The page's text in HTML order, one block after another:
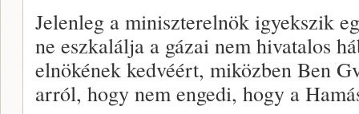
Jelenleg a miniszterelnök igyekszik
ne eszkalálja a gázai nem hivatalos
elnökének kedvéért, miközben Ben
arról, hogy nem engedi, hogy a